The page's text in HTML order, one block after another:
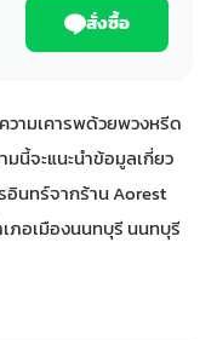
สั่งซื้อ
วามเคารพด้วยพวงหรีด
นี้จะแนะนำข้อมูลเกี่ยว
นทร์จากร้าน Aorest
ภอเมืองนนทบุรี นนทบุรี